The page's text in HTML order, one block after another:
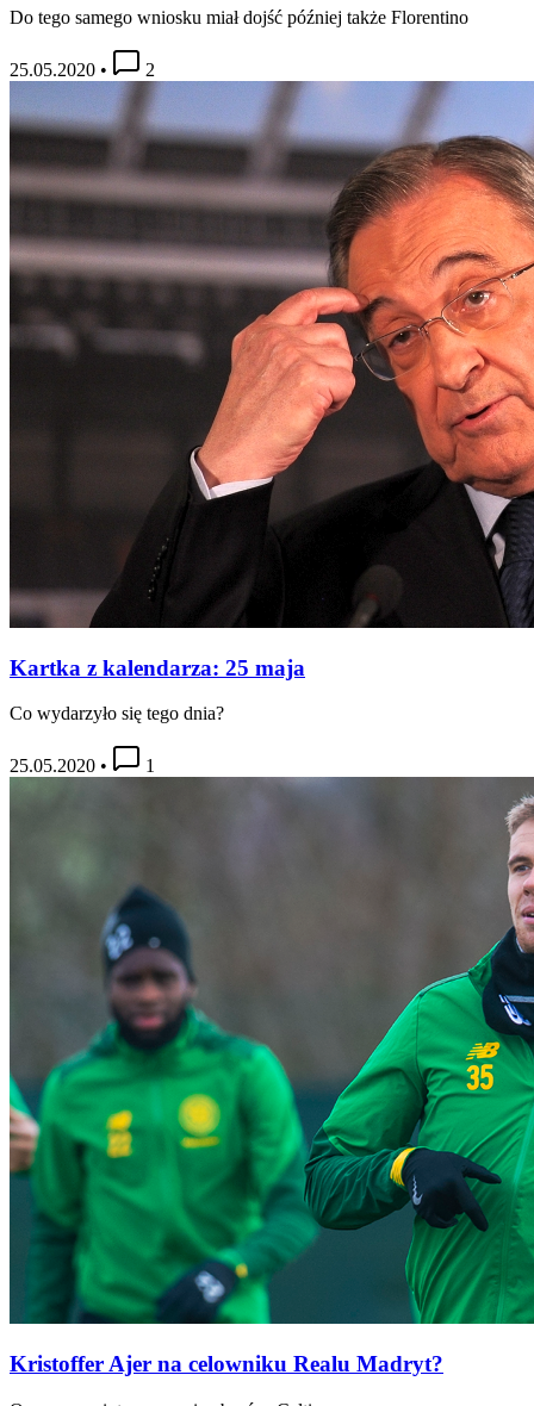
Do tego samego wniosku miał dojść później także Florentino
25.05.2020 • 2
Kartka z kalendarza: 25 maja
Co wydarzyło się tego dnia?
25.05.2020 • 1
Kristoffer Ajer na celowniku Realu Madryt?